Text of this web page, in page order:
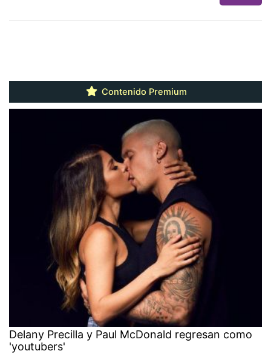
Contenido Premium
Delany Precilla y Paul McDonald regresan como
'youtubers'